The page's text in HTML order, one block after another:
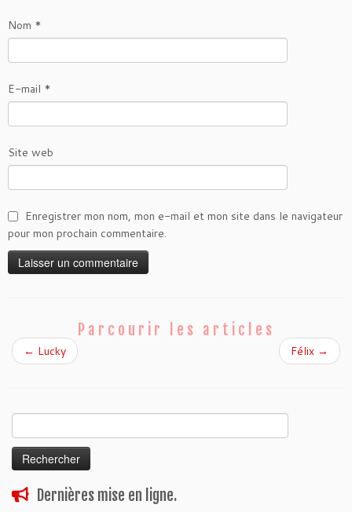
Nom *
E-mail *
Site web
Enregistrer mon nom, mon e-mail et mon site dans le navigateur
pour mon prochain commentaire.
Parcourir les articles
← Lucky Félix →
Rechercher :
Dernières mise en ligne.